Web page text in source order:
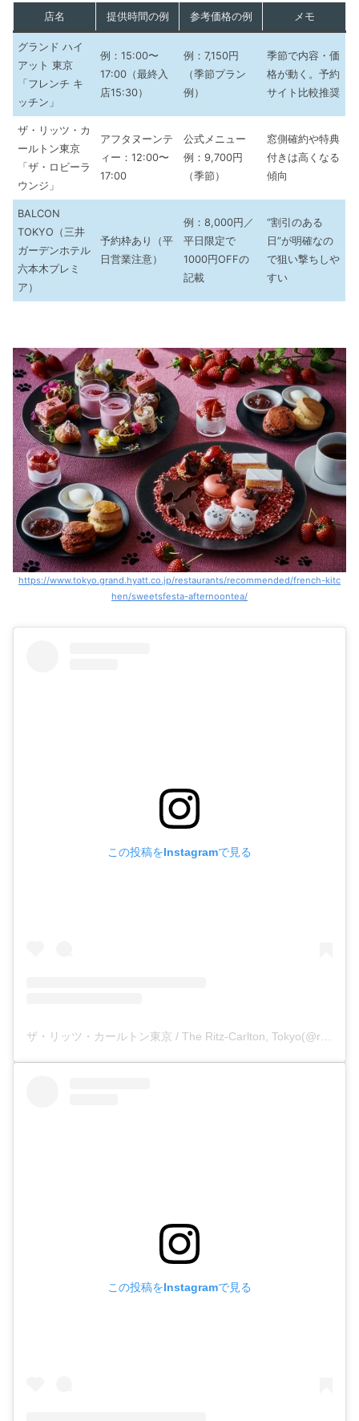
店名 提供時間の例 参考価格の例 メモ
グランド ハイ
アット 東京
「フレンチ キ
ッチン」
例：15:00〜
17:00（最終入
店15:30）
例：7,150円
（季節プラン
例）
季節で内容・価
格が動く。予約
サイト比較推奨
ザ・リッツ・カ
ールトン東京
「ザ・ロビーラ
ウンジ」
アフタヌーンテ
ィー：12:00〜
17:00
公式メニュー
例：9,700円
（季節）
窓側確約や特典
付きは高くなる
傾向
BALCON
TOKYO（三井
ガーデンホテル
六本木プレミ
ア）
予約枠あり（平
日営業注意）
例：8,000円／
平日限定で
1000円OFFの
記載
“割引のある
日”が明確なの
で狙い撃ちしや
すい
https://www.tokyo.grand.hyatt.co.jp/restaurants/recommended/french-kitc
hen/sweetsfesta-afternoontea/
この投稿をInstagramで見る
この投稿をInstagramで見る